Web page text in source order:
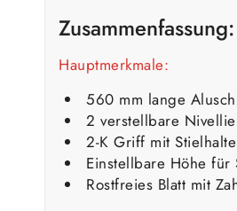
Zusammenfassung:
Hauptmerkmale:
560 mm lange
2 verstellbare
2-K Griff mit
Einstellbare Höhe für
Rostfreies Blatt mit